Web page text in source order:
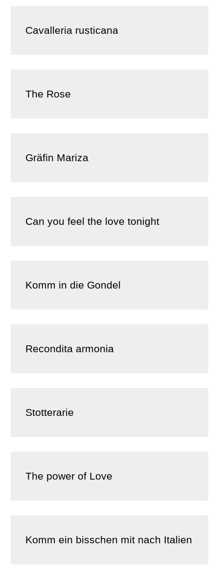
Cavalleria rusticana
The Rose
Gräfin Mariza
Can you feel the love tonight
Komm in die Gondel
Recondita armonia
Stotterarie
The power of Love
Komm ein bisschen mit nach Italien